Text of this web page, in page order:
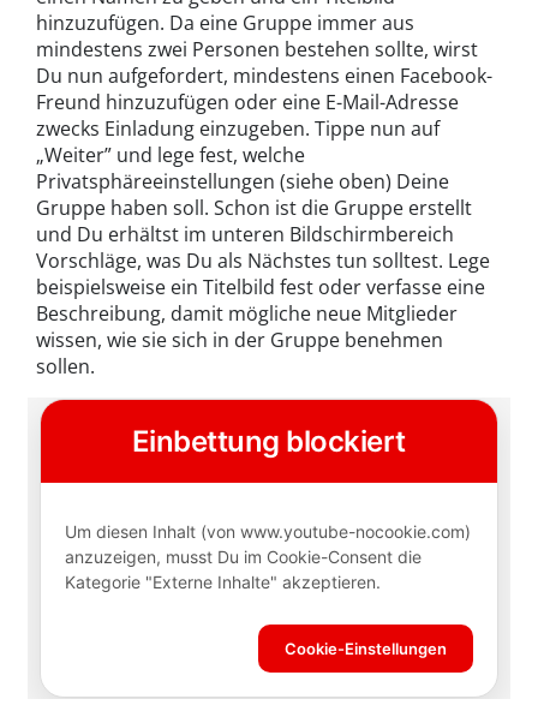
hinzuzufügen. Da eine Gruppe immer aus
mindestens zwei Personen bestehen sollte, wirst
Du nun aufgefordert, mindestens einen Facebook-
Freund hinzuzufügen oder eine E-Mail-Adresse
zwecks Einladung einzugeben. Tippe nun auf
„Weiter” und lege fest, welche
Privatsphäreeinstellungen (siehe oben) Deine
Gruppe haben soll. Schon ist die Gruppe erstellt
und Du erhältst im unteren Bildschirmbereich
Vorschläge, was Du als Nächstes tun solltest. Lege
beispielsweise ein Titelbild fest oder verfasse eine
Beschreibung, damit mögliche neue Mitglieder
wissen, wie sie sich in der Gruppe benehmen
sollen.